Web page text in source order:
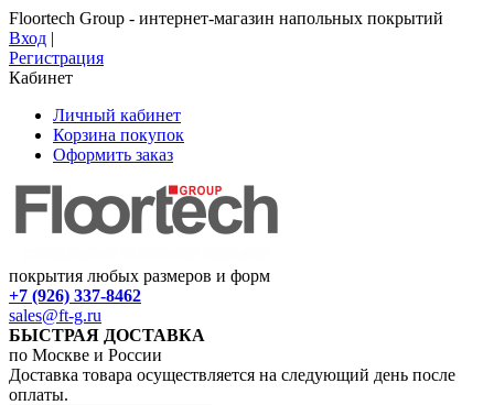
Floortech Group - интернет-магазин напольных покрытий
Вход |
Регистрация
Кабинет
Личный кабинет
Корзина покупок
Оформить заказ
покрытия любых размеров и форм
+7 (926) 337-8462
sales@ft-g.ru
БЫСТРАЯ ДОСТАВКА
по Москве и России
Доставка товара осуществляется на следующий день после
оплаты.